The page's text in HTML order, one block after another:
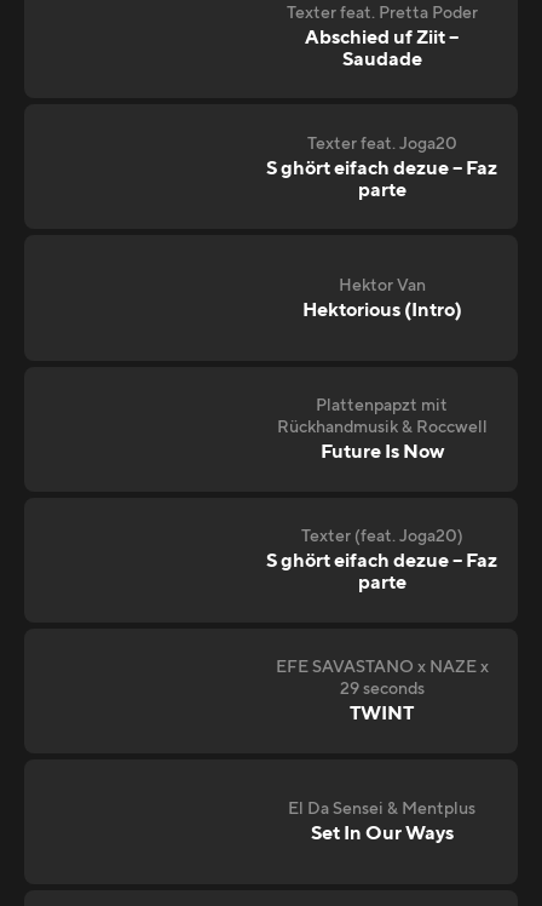
Texter feat. Pretta Poder
Abschied uf Ziit –
Saudade
Texter feat. Joga20
S ghört eifach dezue – Faz
parte
Hektor Van
Hektorious (Intro)
Plattenpapzt mit
Rückhandmusik & Roccwell
Future Is Now
Texter (feat. Joga20)
S ghört eifach dezue – Faz
parte
EFE SAVASTANO x NAZE x
29 seconds
TWINT
El Da Sensei & Mentplus
Set In Our Ways